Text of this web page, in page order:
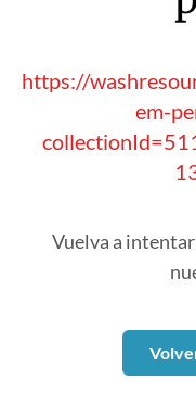
https://
em-
Vuelva a